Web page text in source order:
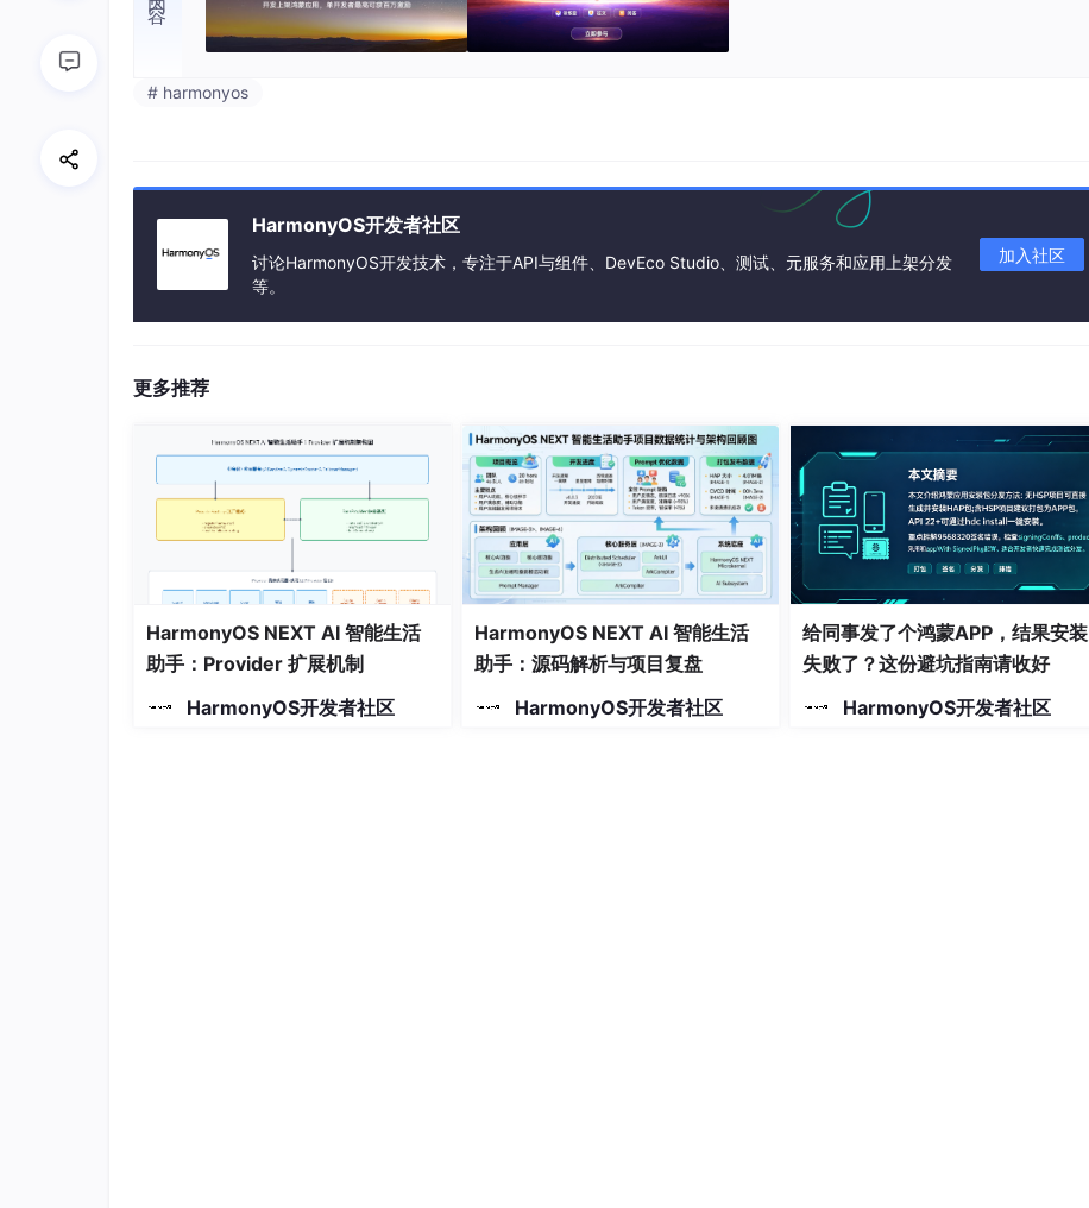
# harmonyos
HarmonyOS开发者社区
讨论HarmonyOS开发技术，专注于API与组件、DevEco Studio、测试、元服务和应用上架分发
等。
加入社区
更多推荐
HarmonyOS NEXT AI 智能生活
助手：Provider 扩展机制
HarmonyOS开发者社区
HarmonyOS NEXT AI 智能生活
助手：源码解析与项目复盘
HarmonyOS开发者社区
给同事发了个鸿蒙APP，结果安装
失败了？这份避坑指南请收好
HarmonyOS开发者社区